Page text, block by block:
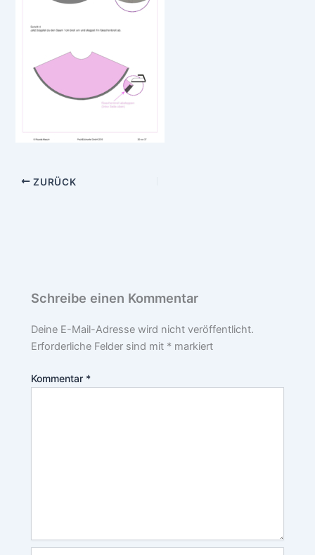
ZURÜCK
Schreibe einen Kommentar
Deine E-Mail-Adresse wird nicht veröffentlicht.
Erforderliche Felder sind mit * markiert
Kommentar *